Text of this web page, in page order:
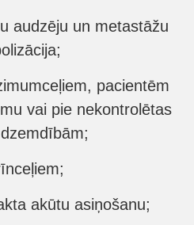
audzēju un metastāžu
pacientēm
vai pie nekontrolētas
akūtu asiņošanu;